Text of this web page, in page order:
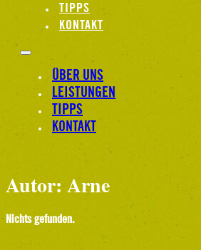
TIPPS
KONTAKT
ÜBER UNS
LEISTUNGEN
TIPPS
KONTAKT
Autor: Arne
Nichts gefunden.